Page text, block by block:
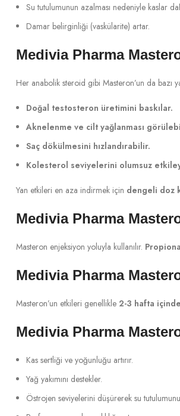
Su tutulumunun azalması nedeniyle kaslar
Damar belirginliği (vaskülarite) artar.
Medivia Pharma
Her anabolik steroid gibi Masteron’un da bazı
Doğal testosteron üretimini baskılar.
Aknelenme ve cilt yağlanması
Saç dökülmesini hızlandırabilir.
Kolesterol seviyelerini olumsuz
Yan etkileri en aza indirmek için dengeli doz
Medivia Pharma
Masteron enjeksiyon yoluyla kullanılır.
Medivia Pharma
Masteron’un etkileri genellikle 2-3 hafta içinde
Medivia Pharma
Kas sertliği ve yoğunluğu artırır.
Yağ yakımını destekler.
Östrojen seviyelerini düşürerek su